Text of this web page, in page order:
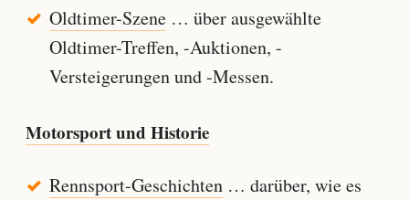
Oldtimer-Szene… über ausgewählte
Oldtimer-Treffen, -Auktionen, -
Versteigerungen und -Messen.
Motorsport und Historie
Rennsport-Geschichten… darüber, wie es